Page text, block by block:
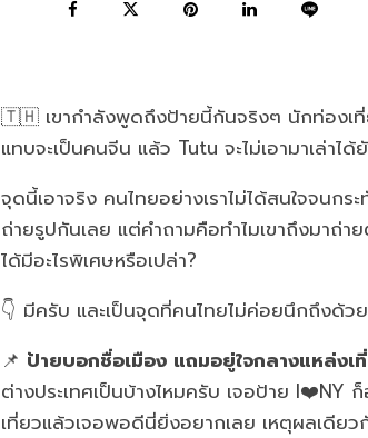
🇹🇭 เขากำลังพูดถึงป้ายนี้กันจริงๆ นักท่องเ
แทบจะเป็นคนจีน แล้ว Tutu จะไม่เอามาเล่าได้
จุดนี้เอาจริง คนไทยอย่างเราไม่ได้สนใจจนก
ถ่ายรูปกันเลย แต่คำถามคือทำไมเขาถึงมาถ่า
ได้มีอะไรพิเศษหรือเปล่า?
👇 มีครับ และเป็นจุดที่คนไทยไม่ค่อยนึกถึงด้ว
📌 ป้ายบอกชื่อเมือง แถมอยู่ใจกลางแหล่ง
ต่างประเทศเป็นบ้างไหมครับ เจอป้าย I❤️NY
เที่ยวแล้วเจอพอดีนี่ยิ่งอยากเลย เหตุผลเดีย